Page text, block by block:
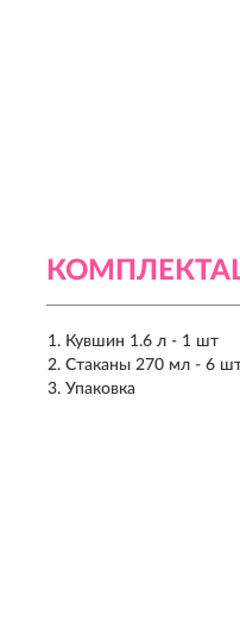
Кувшин 1.6 л - 1 шт
Стаканы 270 мл - 6
Упаковка